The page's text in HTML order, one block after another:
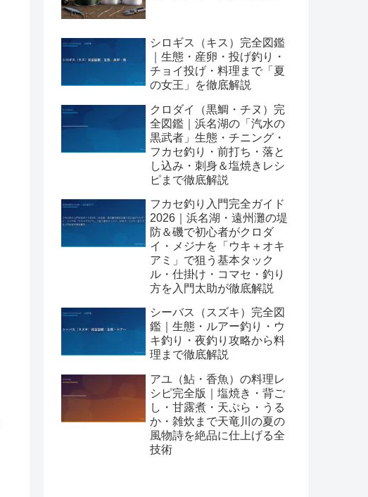
シロギス（キス）完全図鑑
｜生態・産卵・投げ釣り・
チョイ投げ・料理まで「夏
の女王」を徹底解説
クロダイ（黒鯛・チヌ）完
全図鑑｜浜名湖の「汽水の
黒武者」生態・チニング・
フカセ釣り・前打ち・落と
し込み・刺身＆塩焼きレシ
ピまで徹底解説
フカセ釣り入門完全ガイド
2026｜浜名湖・遠州灘の堤
防＆磯で初心者がクロダ
イ・メジナを「ウキ＋オキ
アミ」で狙う基本タック
ル・仕掛け・コマセ・釣り
方を入門太助が徹底解説
シーバス（スズキ）完全図
鑑｜生態・ルアー釣り・ウ
キ釣り・夜釣り攻略から料
理まで徹底解説
アユ（鮎・香魚）の料理レ
シピ完全版｜塩焼き・背ご
し・甘露煮・天ぷら・うる
か・雑炊まで天竜川の夏の
風物詩を絶品に仕上げる全
技術